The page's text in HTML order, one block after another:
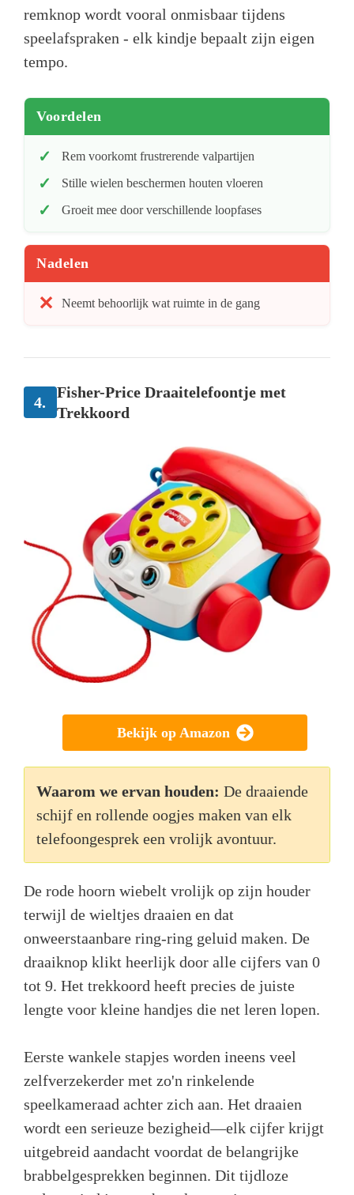
remknop wordt vooral onmisbaar tijdens
speelafspraken - elk kindje bepaalt zijn eigen
tempo.
Voordelen
Rem voorkomt frustrerende valpartijen
Stille wielen beschermen houten vloeren
Groeit mee door verschillende loopfases
Nadelen
Neemt behoorlijk wat ruimte in de gang
4.
Fisher-Price Draaitelefoontje met
Trekkoord
Bekijk op Amazon
Waarom we ervan houden: De draaiende
schijf en rollende oogjes maken van elk
telefoongesprek een vrolijk avontuur.
De rode hoorn wiebelt vrolijk op zijn houder
terwijl de wieltjes draaien en dat
onweerstaanbare ring-ring geluid maken. De
draaiknop klikt heerlijk door alle cijfers van 0
tot 9. Het trekkoord heeft precies de juiste
lengte voor kleine handjes die net leren lopen.
Eerste wankele stapjes worden ineens veel
zelfverzekerder met zo'n rinkelende
speelkameraad achter zich aan. Het draaien
wordt een serieuze bezigheid—elk cijfer krijgt
uitgebreid aandacht voordat de belangrijke
brabbelgesprekken beginnen. Dit tijdloze